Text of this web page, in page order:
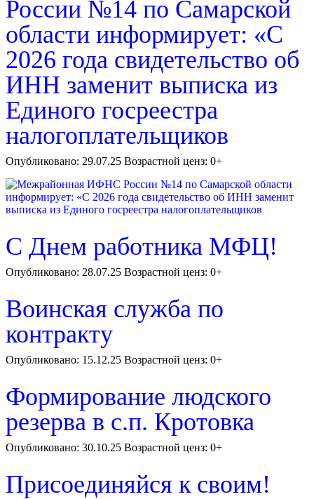
России №14 по Самарской
области информирует: «С
2026 года свидетельство об
ИНН заменит выписка из
Единого госреестра
налогоплательщиков
Опубликовано: 29.07.25 Возрастной ценз: 0+
С Днем работника МФЦ!
Опубликовано: 28.07.25 Возрастной ценз: 0+
Воинская служба по
контракту
Опубликовано: 15.12.25 Возрастной ценз: 0+
Формирование людского
резерва в с.п. Кротовка
Опубликовано: 30.10.25 Возрастной ценз: 0+
Присоединяйся к своим!